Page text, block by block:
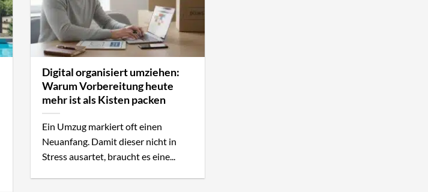
Digital organisiert umziehen:
Warum Vorbereitung heute
mehr ist als Kisten packen
Ein Umzug markiert oft einen
Neuanfang. Damit dieser nicht in
Stress ausartet, braucht es eine...